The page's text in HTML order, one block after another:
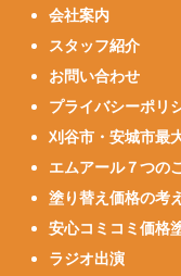
会社案内
スタッフ紹介
お問い合わせ
プライバシーポリ
刈谷市・安城市最
エムアール７つの
塗り替え価格の考
安心コミコミ価格
ラジオ出演